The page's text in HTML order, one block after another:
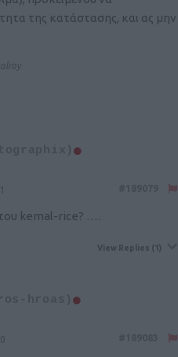
της κατάστασης, και ας μην
kemal-rice? ….
View Replies (1)